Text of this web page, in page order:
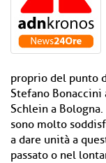
proprio del punto
Stefano
Schlein a
sono molto
a dare unità a
passato o nel